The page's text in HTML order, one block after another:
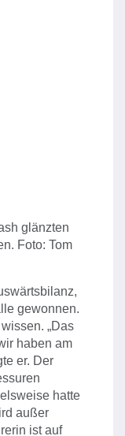
glänzten
Foto: Tom
gewonnen.
„Das
haben am
er. Der
hatte
außer
ist auf